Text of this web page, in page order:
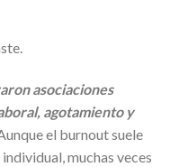
asociaciones
agotamiento y
el burnout suele
muchas veces